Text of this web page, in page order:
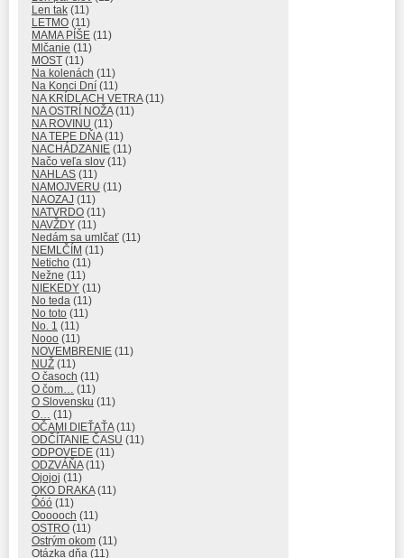
Len tak (11)
LETMO (11)
MAMA PÍŠE (11)
Mlčanie (11)
MOST (11)
Na kolenách (11)
Na Konci Dní (11)
NA KRÍDLACH VETRA(11)
NA OSTRÍ NOŽA(11)
NA ROVINU (11)
NA TEPE DŇA(11)
NACHÁDZANIE (11)
Načo veľa slov (11)
NAHLAS (11)
NAMOJVERU (11)
NAOZAJ (11)
NATVRDO (11)
NAVŽDY (11)
Nedám sa umlčať (11)
NEMLČÍM (11)
Neticho (11)
Nežne (11)
NIEKEDY (11)
No teda (11)
No toto (11)
No. 1 (11)
Nooo (11)
NOVEMBRENIE (11)
NUŽ (11)
O časoch (11)
O čom… (11)
O Slovensku (11)
O… (11)
OČAMI DIEŤAŤA(11)
ODČÍTANIE ČASU (11)
ODPOVEDE (11)
ODZVÁŇA(11)
Ojojoj (11)
OKO DRAKA(11)
Óóó (11)
Oooooch (11)
OSTRO (11)
Ostrým okom (11)
Otázka dňa (11)